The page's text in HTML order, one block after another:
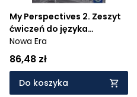
My Perspectives 2. Zeszyt
ćwiczeń do języka
angielskiego dla szkół
ponadpodstawowych.
Poziom B1+ - Szkoła
ponadpodstawowa
Nowa Era
86,48 zł
Do koszyka